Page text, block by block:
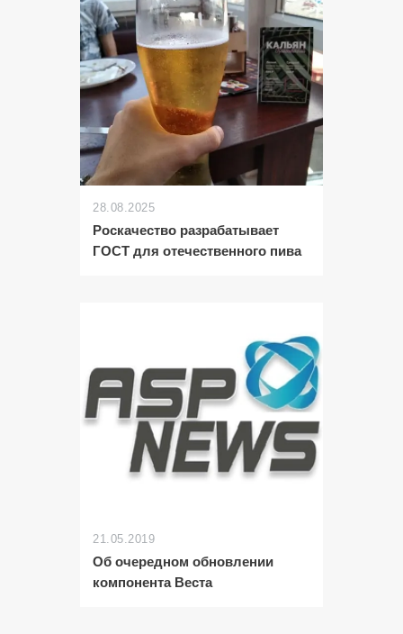
28.08.2025
Роскачество разрабатывает
ГОСТ для отечественного пива
21.05.2019
Об очередном обновлении
компонента Веста